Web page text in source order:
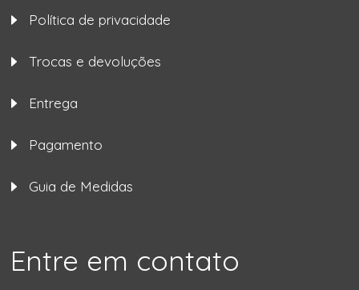
Política de privacidade
Trocas e devoluções
Entrega
Pagamento
Guia de Medidas
Entre em contato